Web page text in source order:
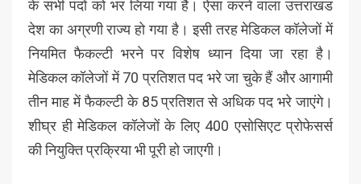
के सभी पदों को भर लिया गया है। ऐसा करने वाला उत्तराखंड
देश का अग्रणी राज्य हो गया है। इसी तरह मेडिकल कॉलेजों में
नियमित फैकल्टी भरने पर विशेष ध्यान दिया जा रहा है।
मेडिकल कॉलेजों में 70 प्रतिशत पद भरे जा चुके हैं और आगामी
तीन माह में फैकल्टी के 85 प्रतिशत से अधिक पद भरे जाएंगे।
शीघ्र ही मेडिकल कॉलेजों के लिए 400 एसोसिएट प्रोफेसर्स
की नियुक्ति प्रक्रिया भी पूरी हो जाएगी।